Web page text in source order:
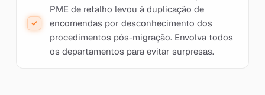
PME de retalho levou à duplicação de
encomendas por desconhecimento dos
procedimentos pós-migração. Envolva todos
os departamentos para evitar surpresas.